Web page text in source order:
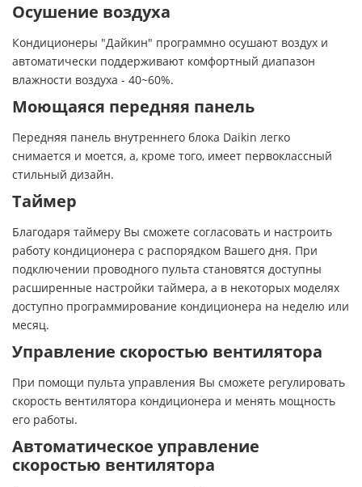
Осушение воздуха
Кондиционеры "Дайкин" программно осушают воздух и
автоматически поддерживают комфортный диапазон
влажности воздуха - 40~60%.
Моющаяся передняя панель
Передняя панель внутреннего блока Daikin легко
снимается и моется, а, кроме того, имеет первоклассный
стильный дизайн.
Таймер
Благодаря таймеру Вы сможете согласовать и настроить
работу кондиционера с распорядком Вашего дня. При
подключении проводного пульта становятся доступны
расширенные настройки таймера, а в некоторых моделях
доступно программирование кондиционера на неделю или
месяц.
Управление скоростью вентилятора
При помощи пульта управления Вы сможете регулировать
скорость вентилятора кондиционера и менять мощность
его работы.
Автоматическое управление
скоростью вентилятора